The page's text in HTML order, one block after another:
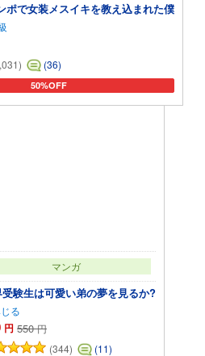
ポで女装メスイキを教え込まれた僕
(36)
50%OFF
カートに追加
マンガ
験生は可愛い弟の夢を見るか?
る
円 550 円
(344)
(11)